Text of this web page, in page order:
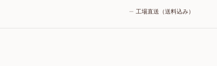
工場直送（送料込み）